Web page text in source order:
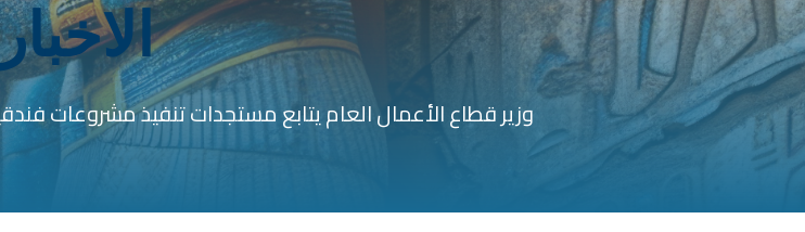
وزير قطاع الأعمال العام يتابع مستجدات تنفيذ مشروعات